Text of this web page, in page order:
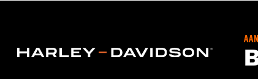
Bij het verwijderen en installeren van